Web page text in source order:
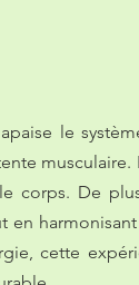
le
musculaire.
corps. De
en
cette